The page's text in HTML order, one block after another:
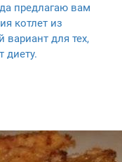
предлагаю вам
котлет из
вариант для тех,
диету.